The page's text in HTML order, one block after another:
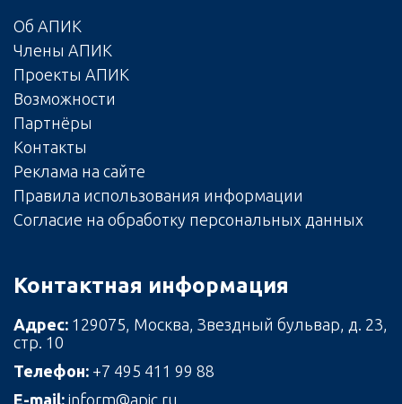
Об АПИК
Члены АПИК
Проекты АПИК
Возможности
Партнёры
Контакты
Реклама на сайте
Правила использования информации
Согласие на обработку персональных данных
Контактная информация
Адрес: 129075, Москва, Звездный бульвар, д. 23,
стр. 10
Телефон: +7 495 411 99 88
E-mail: inform@apic.ru